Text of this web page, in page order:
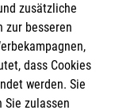
zusätzliche
zur besseren
dass Cookies
werden. Sie
Sie zulassen